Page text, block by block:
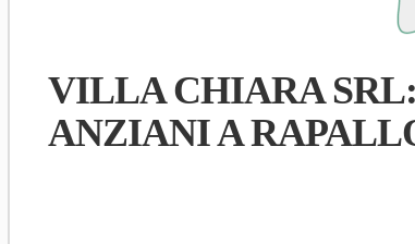
VILLA CHIARA SRL:
ANZIANI A